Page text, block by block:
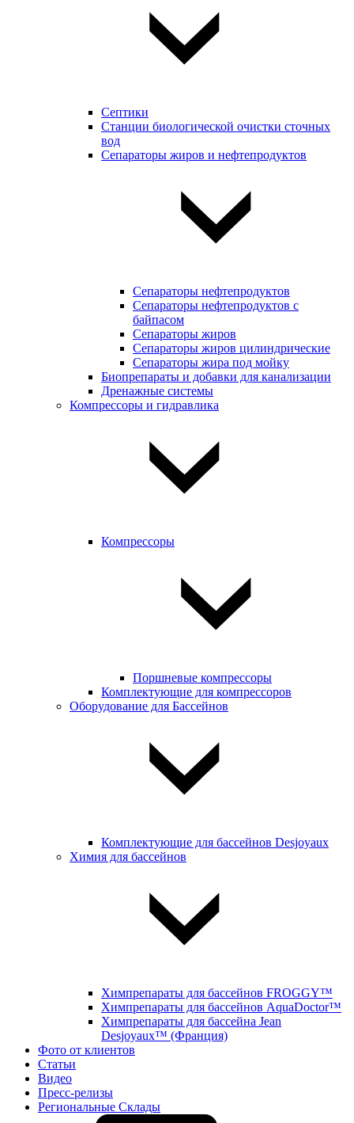
Септики
Станции биологической очистки сточных
вод
Сепараторы жиров и нефтепродуктов
Сепараторы нефтепродуктов
Сепараторы нефтепродуктов с
байпасом
Сепараторы жиров
Сепараторы жиров цилиндрические
Сепараторы жира под мойку
Биопрепараты и добавки для канализации
Дренажные системы
Компрессоры и гидравлика
Компрессоры
Поршневые компрессоры
Комплектующие для компрессоров
Оборудование для Бассейнов
Комплектующие для бассейнов Desjoyaux
Химия для бассейнов
Химпрепараты для бассейнов FROGGY™
Химпрепараты для бассейнов AquaDoctor™
Химпрепараты для бассейна Jean
Desjoyaux™ (Франция)
Фото от клиентов
Статьи
Видео
Пресс-релизы
Региональные Склады